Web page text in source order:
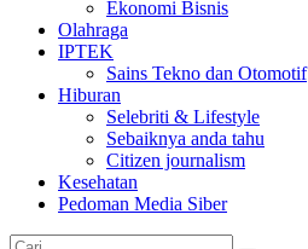
Ekonomi Bisnis
Olahraga
IPTEK
Sains Tekno dan Otomotif
Hiburan
Selebriti & Lifestyle
Sebaiknya anda tahu
Citizen journalism
Kesehatan
Pedoman Media Siber